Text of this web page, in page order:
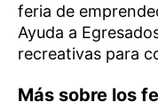
feria de
Ayuda a
recreativas para
Más sobre los